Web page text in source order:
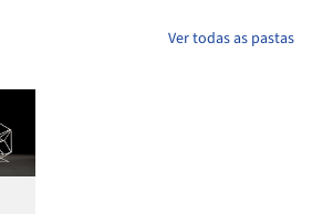
Ver todas as pastas